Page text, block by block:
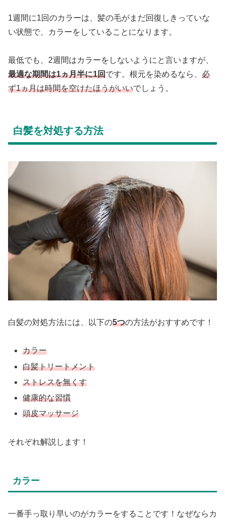
1週間に1回のカラーは、髪の毛がまだ回復しきっていな
い状態で、カラーをしていることになります。
最低でも、2週間はカラーをしないようにと言いますが、
最適な期間は1ヵ月半に1回です。根元を染めるなら、 必
ず1ヵ月は時間を空けたほうがいいでしょう。
白髪を対処する方法
白髪の対処方法には、以下の5つの方法がおすすめです！
カラー
白髪トリートメント
ストレスを無くす
健康的な習慣
頭皮マッサージ
それぞれ解説します！
カラー
一番手っ取り早いのがカラーをすることです！なぜならカ